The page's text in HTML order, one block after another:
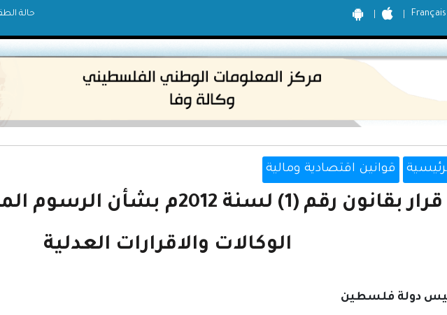
Français حالة
قوانين اقتصادية ومالية
قرار بقانون رقم (1) لسنة 2012م
الوكالات والاقرارات العدلية
دولة فلسطين